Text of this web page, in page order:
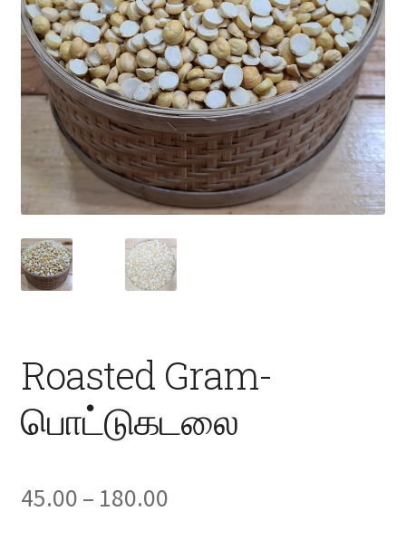
Fruits
More
Expand
child
menu
Roasted Gram-
பொட்டுகடலை
45.00 – 180.00Price